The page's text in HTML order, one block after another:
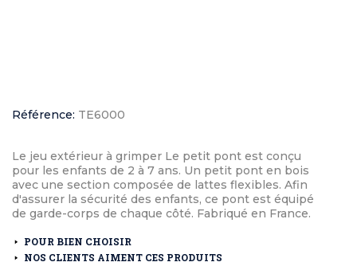
Référence: TE6000
Le jeu extérieur à grimper Le petit pont est conçu
pour les enfants de 2 à 7 ans. Un petit pont en bois
avec une section composée de lattes flexibles. Afin
d'assurer la sécurité des enfants, ce pont est équipé
de garde-corps de chaque côté. Fabriqué en France.
POUR BIEN CHOISIR
NOS CLIENTS AIMENT CES PRODUITS